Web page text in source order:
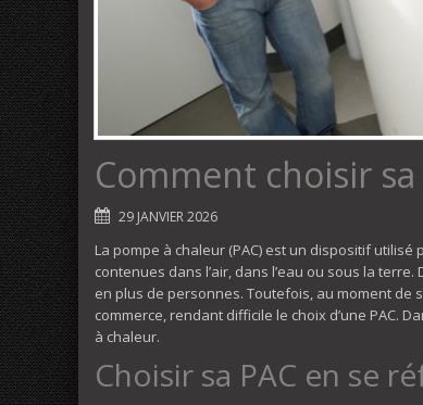
Comment choisir
29 JANVIER 2026
La pompe à chaleur (PAC) est un dispositif
contenues dans l’air, dans l’eau ou sous la
en plus de personnes. Toutefois, au moment de
commerce, rendant difficile le choix d’une PAC.
à chaleur.
Choisir sa PAC en se